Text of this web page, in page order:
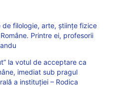
de filologie, arte, științe fizice
Printre ei, profesorii
la votul de acceptare ca
imediat sub pragul
a instituției – Rodica